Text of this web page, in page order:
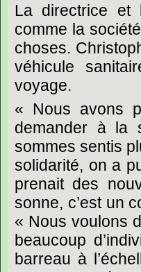
La directrice et
comme la
choses.
véhicule
voyage.
« Nous avons
demander à la
sommes sentis
solidarité, on a
prenait des
sonne, c’est un
« Nous voulons
beaucoup
barreau à